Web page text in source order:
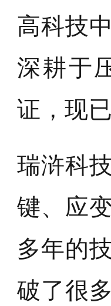
高科技
深耕于
证，现
瑞浒科
键、应
多年的
破了很